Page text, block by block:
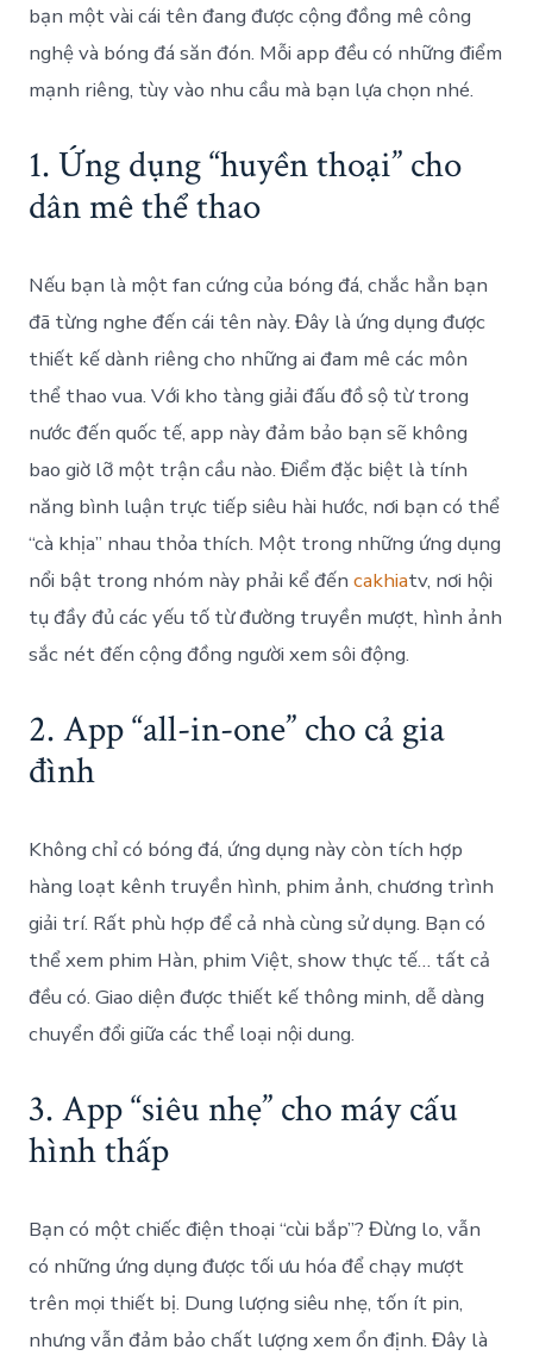
bạn một vài cái tên đang được cộng đồng mê công
nghệ và bóng đá săn đón. Mỗi app đều có những điểm
mạnh riêng, tùy vào nhu cầu mà bạn lựa chọn nhé.
1. Ứng dụng “huyền thoại” cho
dân mê thể thao
Nếu bạn là một fan cứng của bóng đá, chắc hẳn bạn
đã từng nghe đến cái tên này. Đây là ứng dụng được
thiết kế dành riêng cho những ai đam mê các môn
thể thao vua. Với kho tàng giải đấu đồ sộ từ trong
nước đến quốc tế, app này đảm bảo bạn sẽ không
bao giờ lỡ một trận cầu nào. Điểm đặc biệt là tính
năng bình luận trực tiếp siêu hài hước, nơi bạn có thể
“cà khịa” nhau thỏa thích. Một trong những ứng dụng
nổi bật trong nhóm này phải kể đếncakhiatv, nơi hội
tụ đầy đủ các yếu tố từ đường truyền mượt, hình ảnh
sắc nét đến cộng đồng người xem sôi động.
2. App “all-in-one” cho cả gia
đình
Không chỉ có bóng đá, ứng dụng này còn tích hợp
hàng loạt kênh truyền hình, phim ảnh, chương trình
giải trí. Rất phù hợp để cả nhà cùng sử dụng. Bạn có
thể xem phim Hàn, phim Việt, show thực tế… tất cả
đều có. Giao diện được thiết kế thông minh, dễ dàng
chuyển đổi giữa các thể loại nội dung.
3. App “siêu nhẹ” cho máy cấu
hình thấp
Bạn có một chiếc điện thoại “cùi bắp”? Đừng lo, vẫn
có những ứng dụng được tối ưu hóa để chạy mượt
trên mọi thiết bị. Dung lượng siêu nhẹ, tốn ít pin,
nhưng vẫn đảm bảo chất lượng xem ổn định. Đây là